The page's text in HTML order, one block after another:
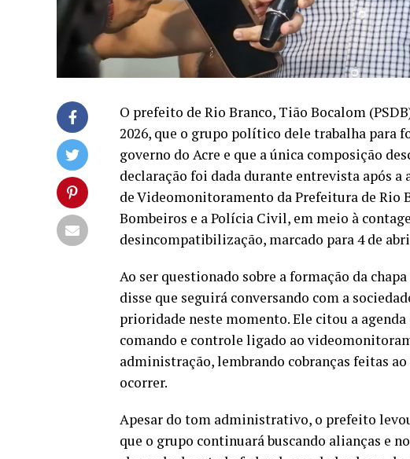
O prefeito de Rio Branco, Tião Bocalom
2026, que o grupo político dele trabalha para
governo do Acre e que a única composição
declaração foi dada durante entrevista após
de Videomonitoramento da Prefeitura de Rio
Bombeiros e a Polícia Civil, em meio à
desincompatibilização, marcado para 4 de
Ao ser questionado sobre a formação da
disse que seguirá conversando com a
prioridade neste momento. Ele citou a
comando e controle ligado ao
administração, lembrando cobranças feitas
ocorrer.
Apesar do tom administrativo, o prefeito
que o grupo continuará buscando alianças e